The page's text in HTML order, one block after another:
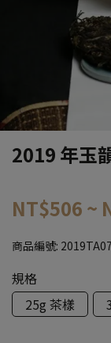
2019 年玉
NT$506 ~
商品編號:
規格
25g 茶樣